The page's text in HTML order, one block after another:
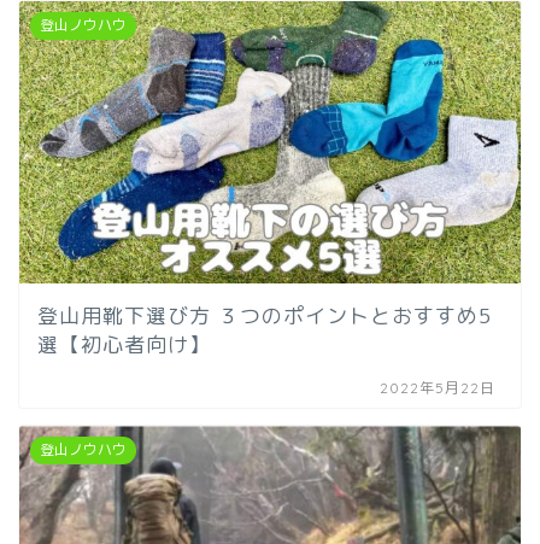
登山ノウハウ
登山用靴下選び方 ３つのポイントとおすすめ5
選【初心者向け】
2022年5月22日
登山ノウハウ